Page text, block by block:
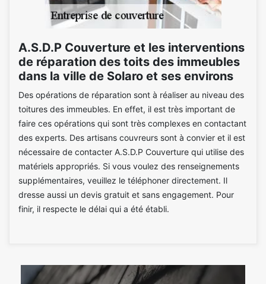
A.S.D.P Couverture et les interventions
de réparation des toits des immeubles
dans la ville de Solaro et ses environs
Des opérations de réparation sont à réaliser au niveau des
toitures des immeubles. En effet, il est très important de
faire ces opérations qui sont très complexes en contactant
des experts. Des artisans couvreurs sont à convier et il est
nécessaire de contacter A.S.D.P Couverture qui utilise des
matériels appropriés. Si vous voulez des renseignements
supplémentaires, veuillez le téléphoner directement. Il
dresse aussi un devis gratuit et sans engagement. Pour
finir, il respecte le délai qui a été établi.